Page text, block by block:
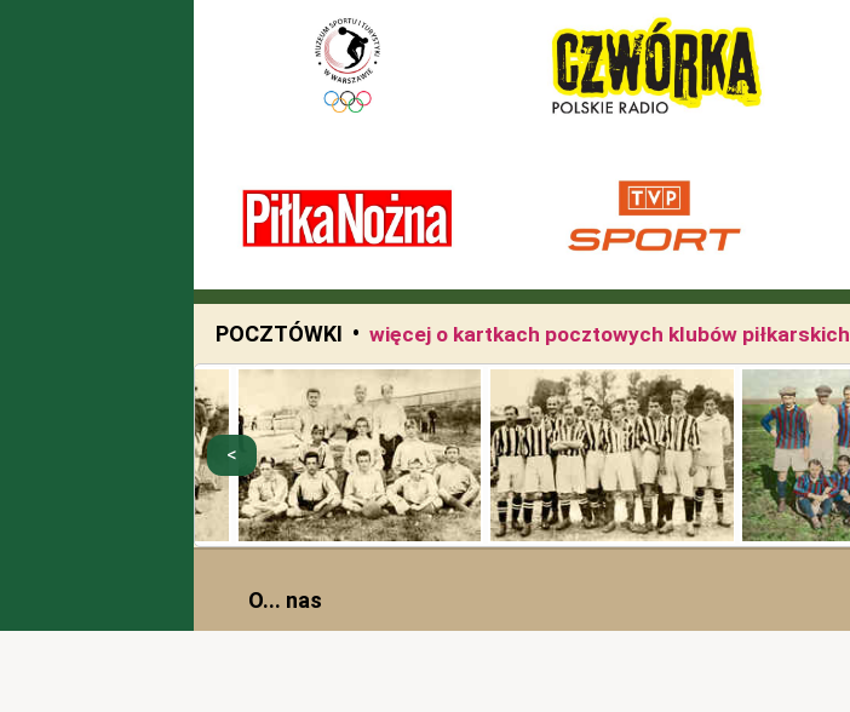
POCZTÓWKI • więcej o kartkach pocztowych klubów piłkarskich
O... nas